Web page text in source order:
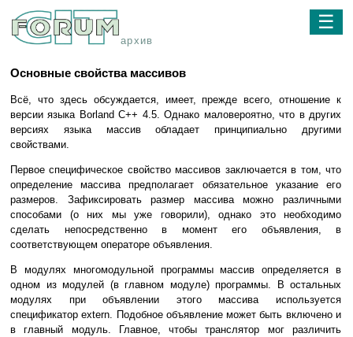
архив
☰
Основные свойства массивов
Всё, что здесь обсуждается, имеет, прежде всего, отношение к
версии языка Borland C++ 4.5. Однако маловероятно, что в других
версиях языка массив обладает принципиально другими
свойствами.
Первое специфическое свойство массивов заключается в том, что
определение массива предполагает обязательное указание его
размеров. Зафиксировать размер массива можно различными
способами (о них мы уже говорили), однако это необходимо
сделать непосредственно в момент его объявления, в
соответствующем операторе объявления.
В модулях многомодульной программы массив определяется в
одном из модулей (в главном модуле) программы. В остальных
модулях при объявлении этого массива используется
спецификатор extern. Подобное объявление может быть включено и
в главный модуль. Главное, чтобы транслятор мог различить